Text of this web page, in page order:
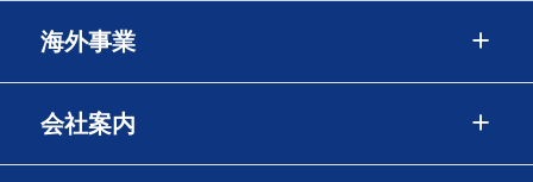
海外事業
会社案内